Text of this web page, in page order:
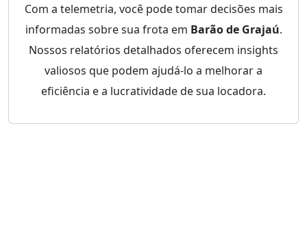
Com a telemetria, você pode tomar decisões mais
informadas sobre sua frota em Barão de Grajaú.
Nossos relatórios detalhados oferecem insights
valiosos que podem ajudá-lo a melhorar a
eficiência e a lucratividade de sua locadora.